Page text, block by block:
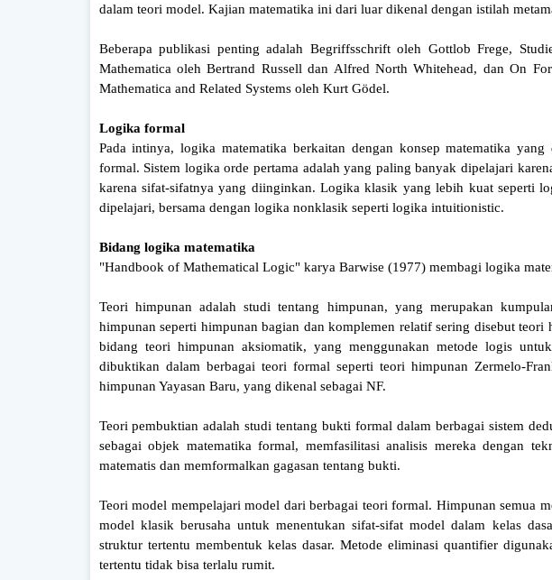
dalam teori model. Kajian matematika ini dari luar dikenal dengan istilah
Beberapa publikasi penting adalah Begriffsschrift oleh Gottlob Frege,
Mathematica oleh Bertrand Russell dan Alfred North Whitehead, dan On
Mathematica and Related Systems oleh Kurt Gödel.
Logika formal
Pada intinya, logika matematika berkaitan dengan konsep matematika yang
formal. Sistem logika orde pertama adalah yang paling banyak dipelajari
karena sifat-sifatnya yang diinginkan. Logika klasik yang lebih kuat seperti
dipelajari, bersama dengan logika nonklasik seperti logika intuitionistic.
Bidang logika matematika
"Handbook of Mathematical Logic" karya Barwise (1977) membagi logika
Teori himpunan adalah studi tentang himpunan, yang merupakan
himpunan seperti himpunan bagian dan komplemen relatif sering disebut teori
bidang teori himpunan aksiomatik, yang menggunakan metode logis
dibuktikan dalam berbagai teori formal seperti teori himpunan Zermelo-
himpunan Yayasan Baru, yang dikenal sebagai NF.
Teori pembuktian adalah studi tentang bukti formal dalam berbagai sistem
sebagai objek matematika formal, memfasilitasi analisis mereka dengan
matematis dan memformalkan gagasan tentang bukti.
Teori model mempelajari model dari berbagai teori formal. Himpunan semua
model klasik berusaha untuk menentukan sifat-sifat model dalam kelas
struktur tertentu membentuk kelas dasar. Metode eliminasi quantifier
tertentu tidak bisa terlalu rumit.